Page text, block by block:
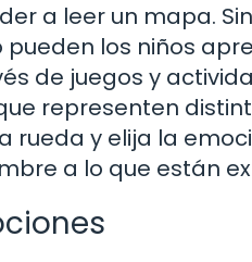
a leer un mapa.
los niños
de juegos y
representen
y elija la
a lo que están